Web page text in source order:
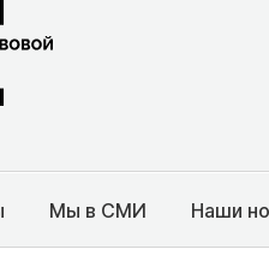
Мы в СМИ Наши